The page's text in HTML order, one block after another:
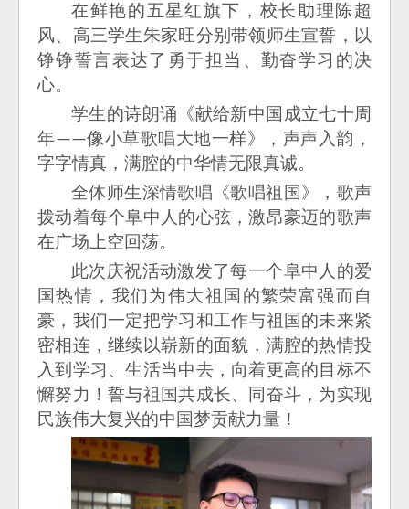
在鲜艳的五星红旗下，校长助理陈超
风、高三学生朱家旺分别带领师生宣誓，以
铮铮誓言表达了勇于担当、勤奋学习的决
心。
学生的诗朗诵《献给新中国成立七十周
年——像小草歌唱大地一样》，声声入韵，
字字情真，满腔的中华情无限真诚。
全体师生深情歌唱《歌唱祖国》，歌声
拨动着每个阜中人的心弦，激昂豪迈的歌声
在广场上空回荡。
此次庆祝活动激发了每一个阜中人的爱
国热情，我们为伟大祖国的繁荣富强而自
豪，我们一定把学习和工作与祖国的未来紧
密相连，继续以崭新的面貌，满腔的热情投
入到学习、生活当中去，向着更高的目标不
懈努力！誓与祖国共成长、同奋斗，为实现
民族伟大复兴的中国梦贡献力量！